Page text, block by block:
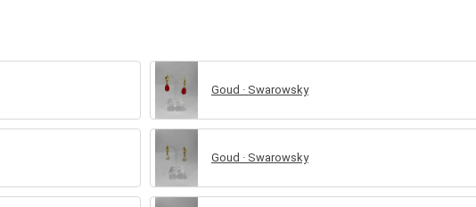
Goud · Swarowsky
Goud · Swarowsky